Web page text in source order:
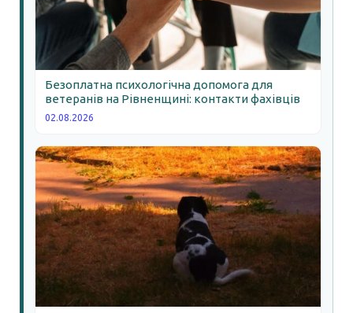
Безоплатна психологічна допомога для
ветеранів на Рівненщині: контакти фахівців
02.08.2026